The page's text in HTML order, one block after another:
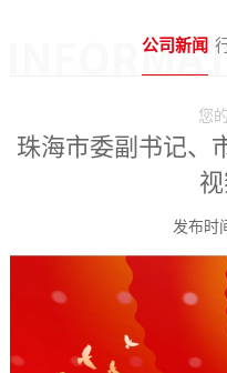
公司新闻
您
珠海市委副书记、
发布时